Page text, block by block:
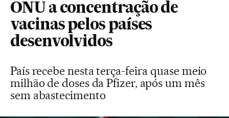
ONU a concentração de
vacinas pelos países
desenvolvidos
País recebe nesta terça-feira quase meio
milhão de doses da Pfizer, após um mês
sem abastecimento